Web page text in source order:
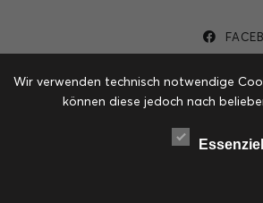
Wir verwenden technisch notwendige
können diese jedoch nach
Essenziell